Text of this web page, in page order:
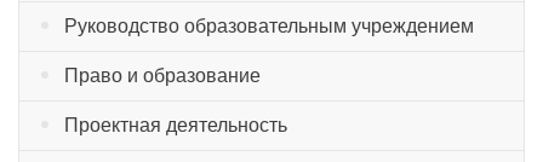
Руководство образовательным учреждением
Право и образование
Проектная деятельность